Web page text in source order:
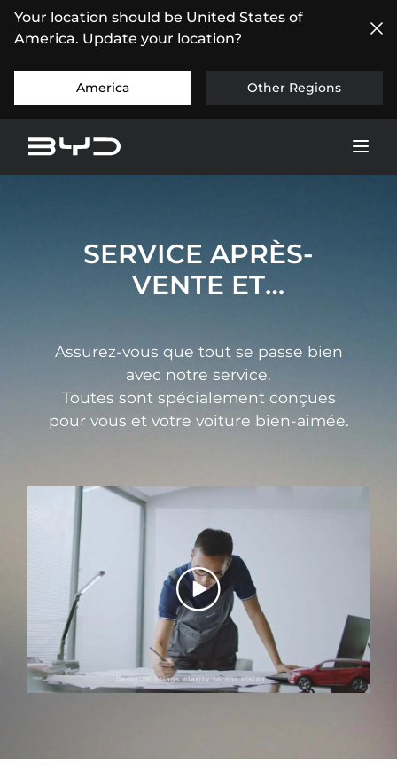
Your location should be United States of
America. Update your location?
America Other Regions
SERVICE APRÈS-
VENTE ET
Assurez-vous que tout se passe bien
avec notre service.
Toutes sont spécialement conçues
pour vous et votre voiture bien-aimée.